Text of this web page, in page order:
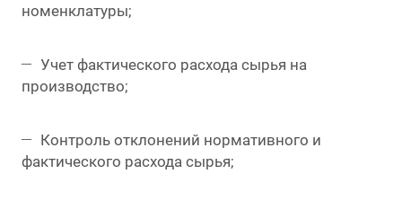
номенклатуры;
Учет фактического расхода сырья на
производство;
Контроль отклонений нормативного и
фактического расхода сырья;